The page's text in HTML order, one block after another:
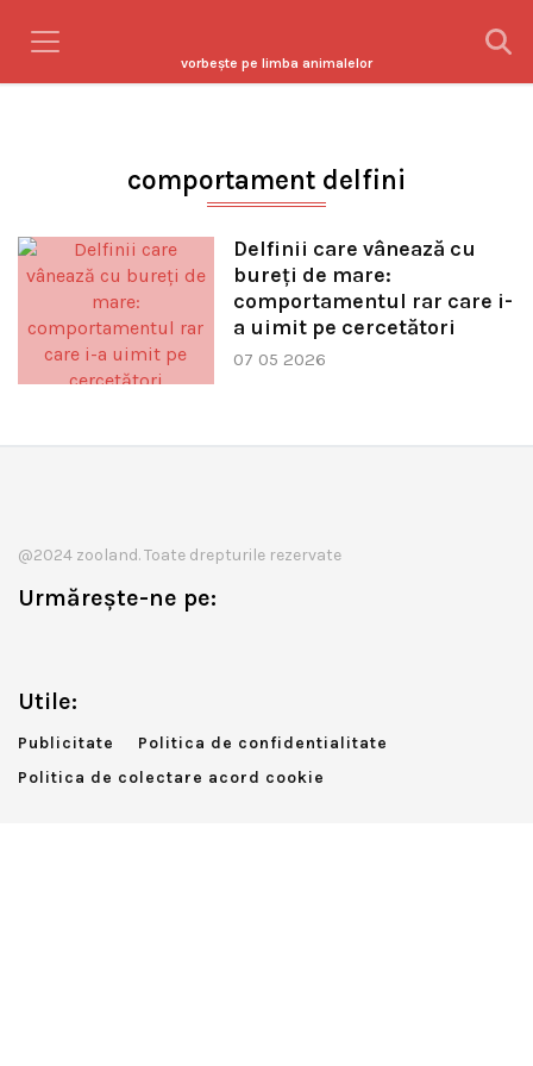
vorbeşte pe limba animalelor
comportament delfini
Delfinii care vânează cu
bureți de mare:
comportamentul rar care i-
a uimit pe cercetători
07 05 2026
@2024 zooland. Toate drepturile rezervate
Urmărește-ne pe:
Utile:
Publicitate
Politica de confidentialitate
Politica de colectare acord cookie